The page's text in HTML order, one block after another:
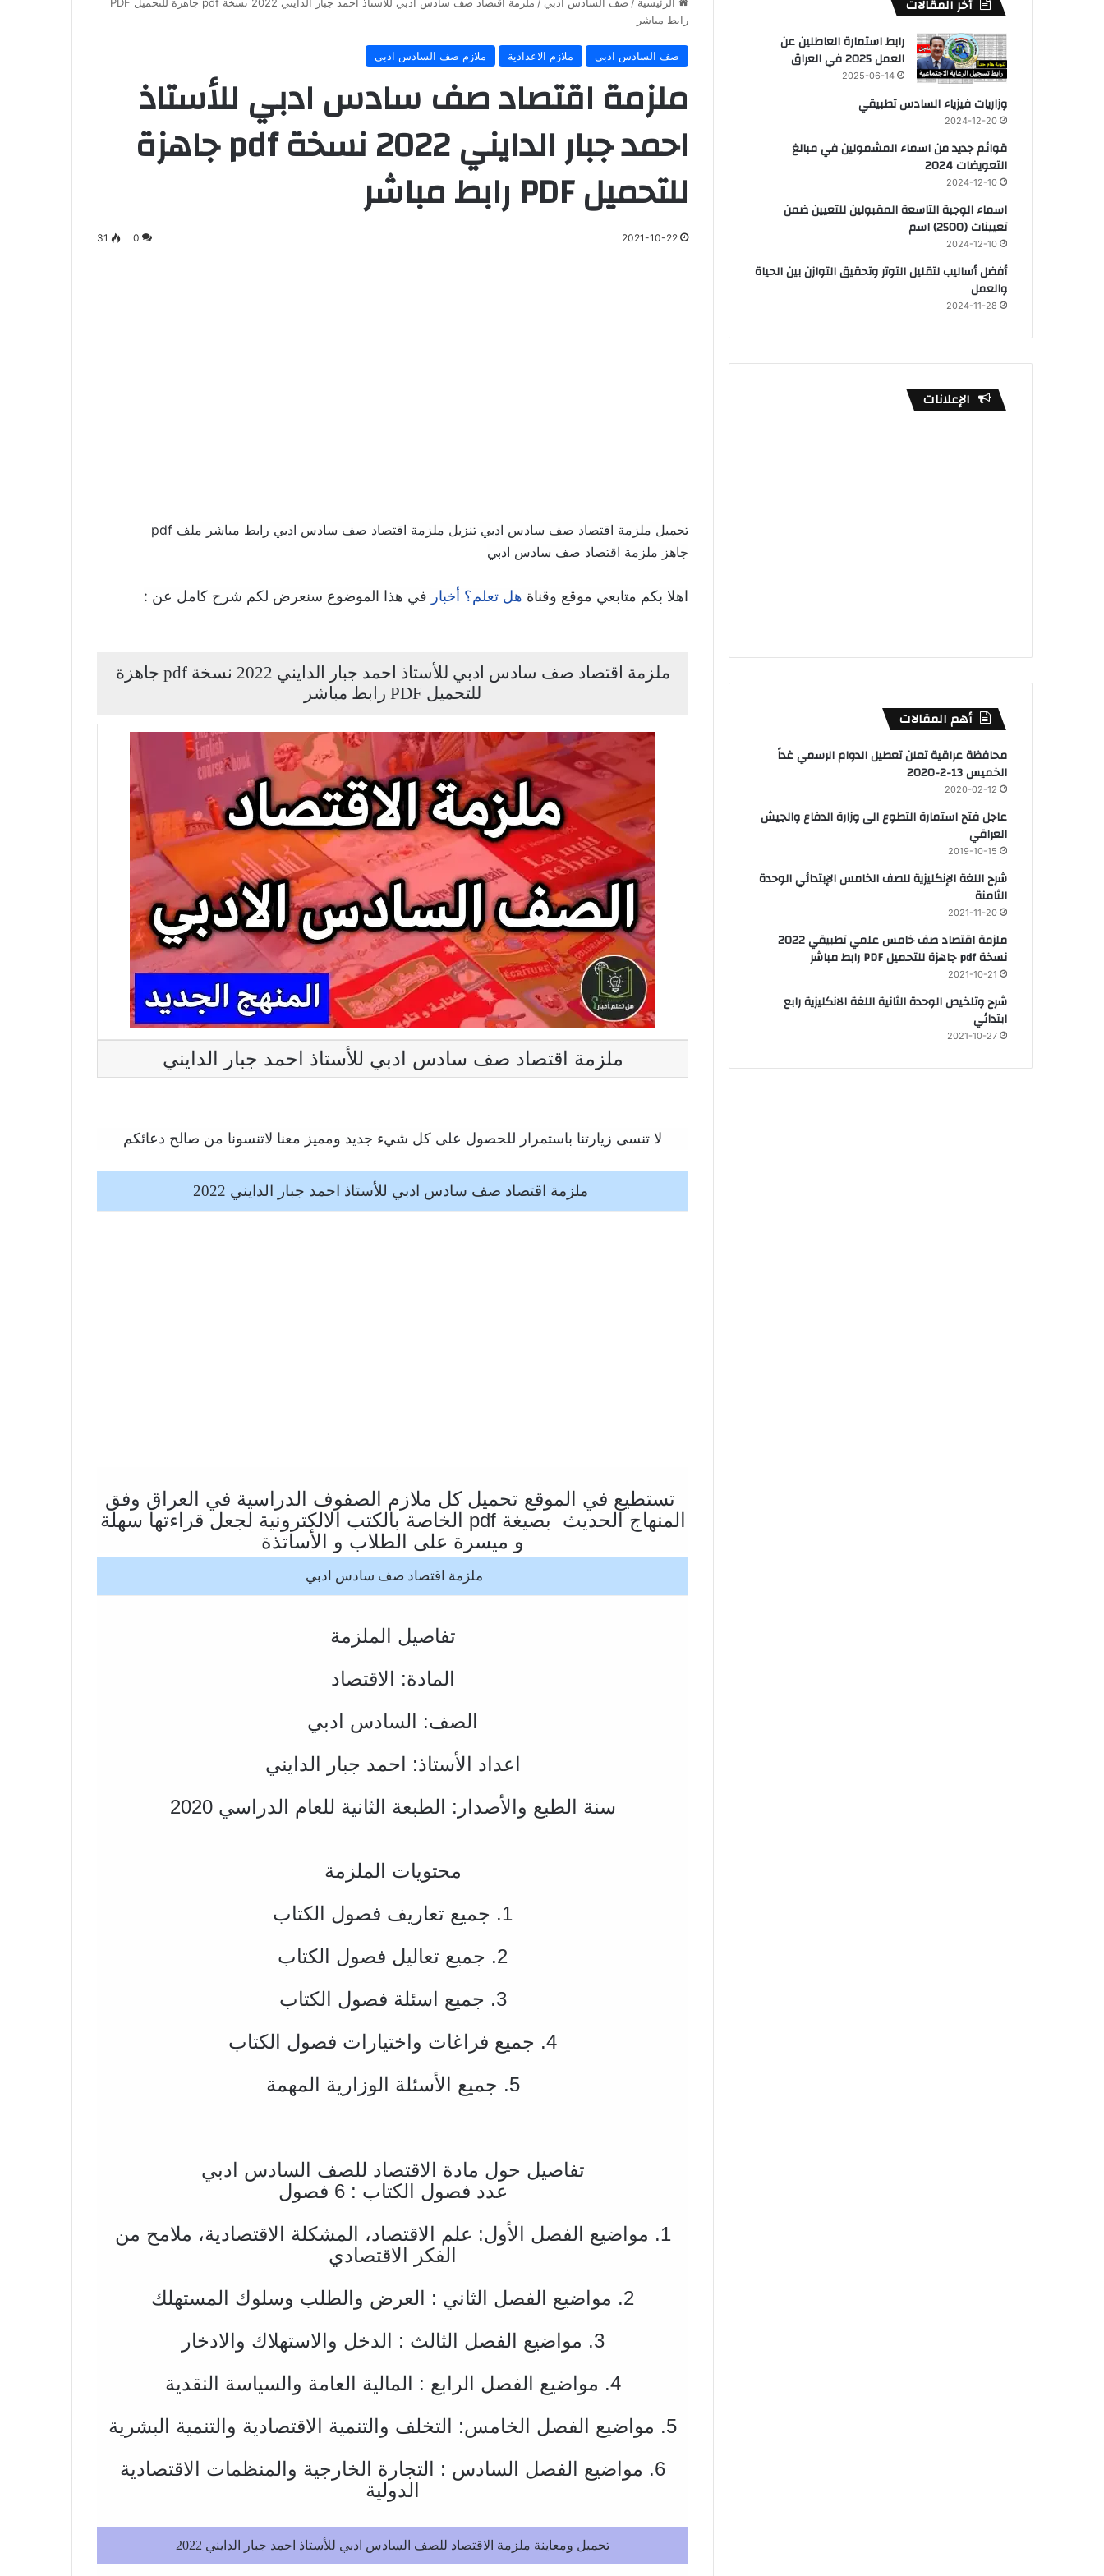
رابط مباشر
صف السادس ادبي ملازم الاعدادية ملازم صف السادس ادبي
ملزمة اقتصاد صف سادس ادبي للأستاذ
احمد جبار الدايني 2022 نسخة pdf جاهزة
للتحميل PDF رابط مباشر
2021-10-22
0
31
تحميل ملزمة اقتصاد صف سادس ادبي تنزيل ملزمة اقتصاد صف سادس ادبي رابط مباشر ملف pdf
جاهز ملزمة اقتصاد صف سادس ادبي
اهلا بكم متابعي موقع وقناة هل تعلم؟ أخبار في هذا الموضوع سنعرض لكم شرح كامل عن :
ملزمة اقتصاد صف سادس ادبي للأستاذ احمد جبار الدايني 2022 نسخة pdf جاهزة
للتحميل PDF رابط مباشر
ملزمة اقتصاد صف سادس ادبي للأستاذ احمد جبار الدايني
لا تنسى زيارتنا باستمرار للحصول على كل شيء جديد ومميز معنا لاتنسونا من صالح دعائكم
ملزمة اقتصاد صف سادس ادبي للأستاذ احمد جبار الدايني 2022
تستطيع في الموقع تحميل كل ملازم الصفوف الدراسية في العراق وفق
المنهاج الحديث بصيغة pdf الخاصة بالكتب الالكترونية لجعل قراءتها سهلة
و ميسرة على الطلاب و الأساتذة
ملزمة اقتصاد صف سادس ادبي
تفاصيل الملزمة
المادة: الاقتصاد
الصف: السادس ادبي
اعداد الأستاذ: احمد جبار الدايني
سنة الطبع والأصدار: الطبعة الثانية للعام الدراسي 2020
محتويات الملزمة
1. جميع تعاريف فصول الكتاب
2. جميع تعاليل فصول الكتاب
3. جميع اسئلة فصول الكتاب
4. جميع فراغات واختيارات فصول الكتاب
5. جميع الأسئلة الوزارية المهمة
تفاصيل حول مادة الاقتصاد للصف السادس ادبي
عدد فصول الكتاب : 6 فصول
1. مواضيع الفصل الأول: علم الاقتصاد، المشكلة الاقتصادية، ملامح من
الفكر الاقتصادي
2. مواضيع الفصل الثاني : العرض والطلب وسلوك المستهلك
3. مواضيع الفصل الثالث : الدخل والاستهلاك والادخار
4. مواضيع الفصل الرابع : المالية العامة والسياسة النقدية
5. مواضيع الفصل الخامس: التخلف والتنمية الاقتصادية والتنمية البشرية
6. مواضيع الفصل السادس : التجارة الخارجية والمنظمات الاقتصادية
الدولية
تحميل ومعاينة ملزمة الاقتصاد للصف السادس ادبي للأستاذ احمد جبار الدايني 2022
أخر المقالات
رابط استمارة العاطلين عن
العمل 2025 في العراق
2025-06-14
وزاريات فيزياء السادس تطبيقي
2024-12-20
قوائم جديد من اسماء المشمولين في مبالغ
التعويضات 2024
2024-12-10
اسماء الوجبة التاسعة المقبولين للتعيين ضمن
تعيينات (2500) اسم
2024-12-10
أفضل أساليب لتقليل التوتر وتحقيق التوازن بين الحياة
والعمل
2024-11-28
الإعلانات
أهم المقالات
محافظة عراقية تعلن تعطيل الدوام الرسمي غداً
الخميس 13-2-2020
2020-02-12
عاجل فتح استمارة التطوع الى وزارة الدفاع والجيش
العراقي
2019-10-15
شرح اللغة الإنكليزية للصف الخامس الإبتدائي الوحدة
الثامنة
2021-11-20
ملزمة اقتصاد صف خامس علمي تطبيقي 2022
نسخة pdf جاهزة للتحميل PDF رابط مباشر
2021-10-21
شرح وتلخيص الوحدة الثانية اللغة الانكليزية رابع
ابتدائي
2021-10-27